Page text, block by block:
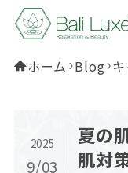
ホーム Blog
夏の
肌対
2025
9/03